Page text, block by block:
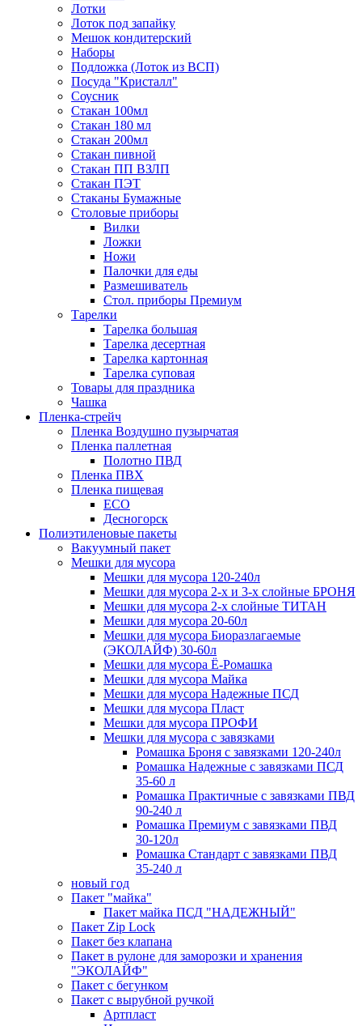
Лотки
Лоток под запайку
Мешок кондитерский
Наборы
Подложка (Лоток из ВСП)
Посуда "Кристалл"
Соусник
Стакан 100мл
Стакан 180 мл
Стакан 200мл
Стакан пивной
Стакан ПП ВЗЛП
Стакан ПЭТ
Стаканы Бумажные
Столовые приборы
Вилки
Ложки
Ножи
Палочки для еды
Размешиватель
Стол. приборы Премиум
Тарелки
Тарелка большая
Тарелка десертная
Тарелка картонная
Тарелка суповая
Товары для праздника
Чашка
Пленка-стрейч
Пленка Воздушно пузырчатая
Пленка паллетная
Полотно ПВД
Пленка ПВХ
Пленка пищевая
ECO
Десногорск
Полиэтиленовые пакеты
Вакуумный пакет
Мешки для мусора
Мешки для мусора 120-240л
Мешки для мусора 2-х и 3-х слойные БРОНЯ
Мешки для мусора 2-х слойные ТИТАН
Мешки для мусора 20-60л
Мешки для мусора Биоразлагаемые
(ЭКОЛАЙФ) 30-60л
Мешки для мусора Ё-Ромашка
Мешки для мусора Майка
Мешки для мусора Надежные ПСД
Мешки для мусора Пласт
Мешки для мусора ПРОФИ
Мешки для мусора с завязками
Ромашка Броня с завязками 120-240л
Ромашка Надежные с завязками ПСД
35-60 л
Ромашка Практичные с завязками ПВД
90-240 л
Ромашка Премиум с завязками ПВД
30-120л
Ромашка Стандарт с завязками ПВД
35-240 л
новый год
Пакет "майка"
Пакет майка ПСД "НАДЕЖНЫЙ"
Пакет Zip Lock
Пакет без клапана
Пакет в рулоне для заморозки и хранения
"ЭКОЛАЙФ"
Пакет с бегунком
Пакет с вырубной ручкой
Артпласт